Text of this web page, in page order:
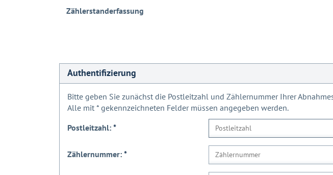
Zählerstanderfassung
Authentifizierung
Bitte geben Sie zunächst die Postleitzahl und Zählernummer Ihrer
Alle mit *gekennzeichneten Felder müssen angegeben werden.
Postleitzahl: *
Zählernummer: *